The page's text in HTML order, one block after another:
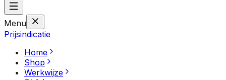
Menu
Prijsindicatie
Home
Shop
Werkwijze